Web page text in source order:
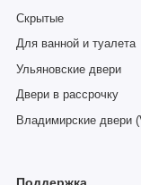
Скрытые
Для ванной и туалета
Ульяновские двери
Двери в рассрочку
Владимирские двери
Поддержка